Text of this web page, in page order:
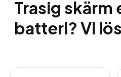
Trasig skärm
batteri? Vi